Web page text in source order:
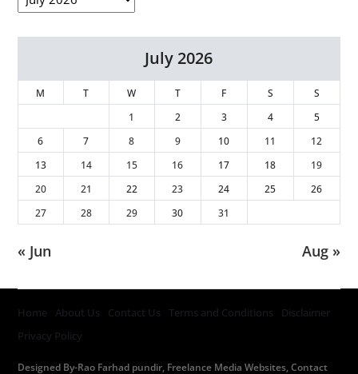
July 2026
M T W T F S
S
1
2 3 4
5
6
7 8 9 10 11
12
13
14 15 16 17 18
19
20
21 22 23 24 25
26
27
28 29 30 31
« Jun Aug »
Designed By-Rao Farhad pundir, Freelance Media Websites, Contact
Home About Us Contact Us Terms and Conditions
Disclaimer
Privacy Policy